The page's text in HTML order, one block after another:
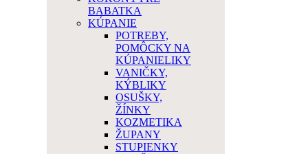
BABATKA
KÚPANIE
POTREBY,
POMÔCKY NA
KÚPANIELIKY
VANIČKY,
KÝBLIKY
OSUŠKY,
ŽÍNKY
KOZMETIKA
ŽUPANY
STUPIENKY